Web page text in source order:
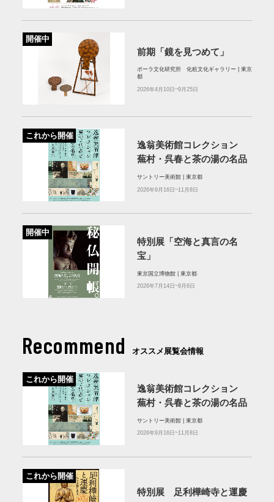
開催中
前期「鏡を見つめて」
ポーラ文化研究所 化粧文化ギャラリー | 東京
都
2026年4月10日~9月25日
これから開催
逸翁美術館コレクション
蕪村・呉春と茶の湯の名品
サントリー美術館 | 東京都
2026年9月16日~11月8日
開催中
特別展「空海と真言の名
宝」
東京国立博物館 | 東京都
2026年7月14日~9月6日
Recommend オススメ展覧会情報
これから開催
逸翁美術館コレクション
蕪村・呉春と茶の湯の名品
サントリー美術館 | 東京都
2026年9月16日~11月8日
これから開催
特別展 足利樺崎寺と運慶